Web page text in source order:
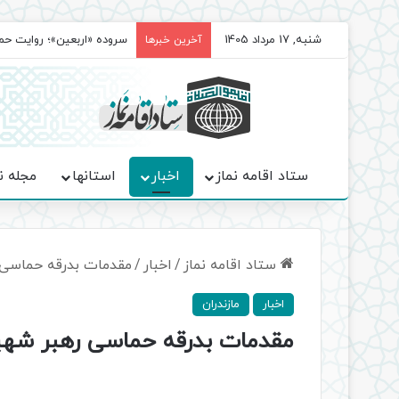
شنبه, 17 مرداد 1405 آخرین خبرها سروده‌ «اربعین»؛ روایت
ستاد اقامه نماز اخبار استانها مجله
ستاد اقامه نماز / اخبار /مقدمات بدرقه
اخبار مازندران
مقدمات بدرقه حماسی رهبر